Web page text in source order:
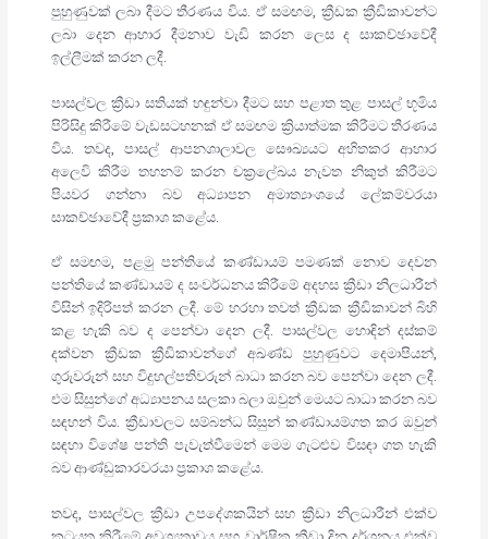
පුහුණුවක් ලබා දීමට තීරණය විය. ඒ සමඟම, ක්‍රීඩක ක්‍රීඩිකාවන්ට
ලබා දෙන ආහාර දීමනාව වැඩි කරන ලෙස ද සාකච්ඡාවේදී
ඉල්ලීමක් කරන ලදී.
පාසල්වල ක්‍රීඩා සතියක් හඳුන්වා දීමට සහ පළාත තුළ පාසල් භූමිය
පිරිසිදු කිරීමේ වැඩසටහනක් ඒ සමඟම ක්‍රියාත්මක කිරීමට තීරණය
විය. තවද, පාසල් ආපනශාලාවල සෞඛ්‍යයට අහිතකර ආහාර
අලෙවි කිරීම තහනම් කරන චක්‍රලේඛය නැවත නිකුත් කිරීමට
පියවර ගන්නා බව අධ්‍යාපන අමාත්‍යාංශයේ ලේකම්වරයා
සාකච්ඡාවේදී ප්‍රකාශ කළේය.
ඒ සමඟම, පළමු පන්තියේ කණ්ඩායම් පමණක් නොව දෙවන
පන්තියේ කණ්ඩායම් ද සංවර්ධනය කිරීමේ අදහස ක්‍රීඩා නිලධාරීන්
විසින් ඉදිරිපත් කරන ලදී. මේ හරහා තවත් ක්‍රීඩක ක්‍රීඩිකාවන් බිහි
කළ හැකි බව ද පෙන්වා දෙන ලදී. පාසල්වල හොඳින් දස්කම්
දක්වන ක්‍රීඩක ක්‍රීඩිකාවන්ගේ අඛණ්ඩ පුහුණුවට දෙමාපියන්,
ගුරුවරුන් සහ විදුහල්පතිවරුන් බාධා කරන බව පෙන්වා දෙන ලදී.
එම සිසුන්ගේ අධ්‍යාපනය සලකා බලා ඔවුන් මෙයට බාධා කරන බව
සඳහන් විය. ක්‍රීඩාවලට සම්බන්ධ සිසුන් කණ්ඩායම්ගත කර ඔවුන්
සඳහා විශේෂ පන්ති පැවැත්වීමෙන් මෙම ගැටළුව විසඳා ගත හැකි
බව ආණ්ඩුකාරවරයා ප්‍රකාශ කළේය.
තවද, පාසල්වල ක්‍රීඩා උපදේශකයින් සහ ක්‍රීඩා නිලධාරීන් එක්ව